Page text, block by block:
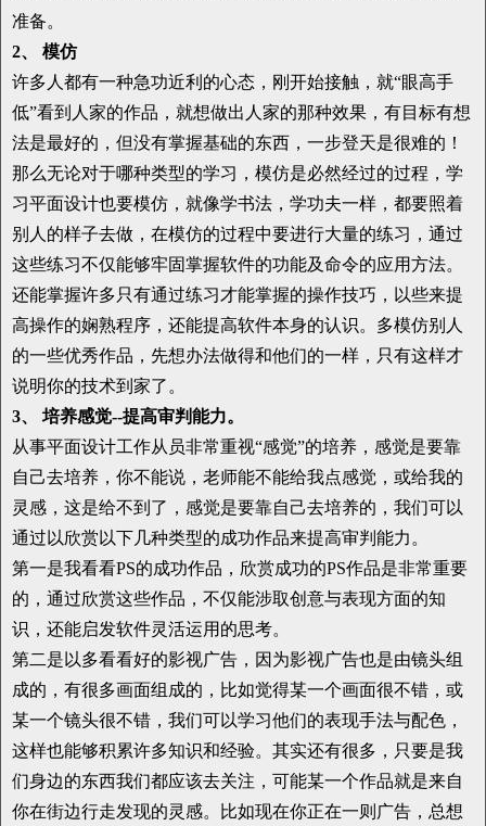
准备。
2、 模仿
许多人都有一种急功近利的心态，刚开始接触，就“眼高手
低”看到人家的作品，就想做出人家的那种效果，有目标有想
法是最好的，但没有掌握基础的东西，一步登天是很难的！
那么无论对于哪种类型的学习，模仿是必然经过的过程，学
习平面设计也要模仿，就像学书法，学功夫一样，都要照着
别人的样子去做，在模仿的过程中要进行大量的练习，通过
这些练习不仅能够牢固掌握软件的功能及命令的应用方法。
还能掌握许多只有通过练习才能掌握的操作技巧，以些来提
高操作的娴熟程序，还能提高软件本身的认识。多模仿别人
的一些优秀作品，先想办法做得和他们的一样，只有这样才
说明你的技术到家了。
3、 培养感觉--提高审判能力。
从事平面设计工作从员非常重视“感觉”的培养，感觉是要靠
自己去培养，你不能说，老师能不能给我点感觉，或给我的
灵感，这是给不到了，感觉是要靠自己去培养的，我们可以
通过以欣赏以下几种类型的成功作品来提高审判能力。
第一是我看看PS的成功作品，欣赏成功的PS作品是非常重要
的，通过欣赏这些作品，不仅能涉取创意与表现方面的知
识，还能启发软件灵活运用的思考。
第二是以多看看好的影视广告，因为影视广告也是由镜头组
成的，有很多画面组成的，比如觉得某一个画面很不错，或
某一个镜头很不错，我们可以学习他们的表现手法与配色，
这样也能够积累许多知识和经验。其实还有很多，只要是我
们身边的东西我们都应该去关注，可能某一个作品就是来自
你在街边行走发现的灵感。比如现在你正在一则广告，总想